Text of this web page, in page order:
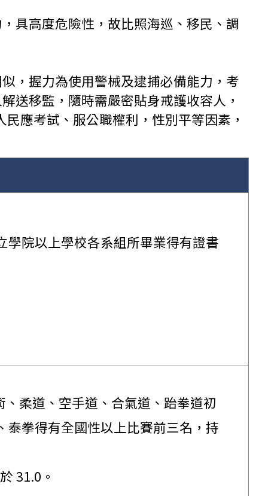
具高度危險性，故比照海巡、移民、調
，握力為使用警械及逮捕必備能力，考
送移監，隨時需嚴密貼身戒護收容人，
應考試、服公職權利，性別平等因素，
院以上學校各系組所畢業得有證書
柔道、空手道、合氣道、跆拳道初
拳得有全國性以上比賽前三名，持
31.0。